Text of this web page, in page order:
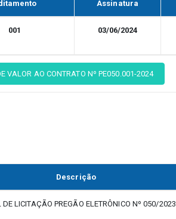
Assinatura
001 03/06/2024
VALOR AO CONTRATO Nº PE050.001-2024
Descrição
DE LICITAÇÃO PREGÃO ELETRÔNICO Nº 050/2023